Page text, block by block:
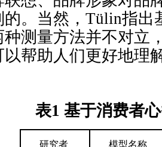
的。当然，Tülin指
种测量方法并不对立
以帮助人们更好地理
表1 基于消费者
研究者 模型名称